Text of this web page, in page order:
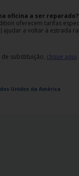
oficina a ser reparado?
oferecem tarifas
ajudar a voltar à estrada
substituição, clique aqui.
Unidos da América